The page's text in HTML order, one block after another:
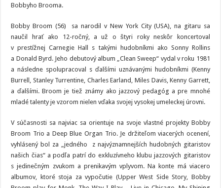
Bobbyho Brooma.
Bobby Broom (56) sa narodil v New York City (USA), na gitaru sa
naučil hrať ako 12-ročný, a už o štyri roky neskôr koncertoval
v prestížnej Carnegie Hall s takými hudobníkmi ako Sonny Rollins
a Donald Byrd. Jeho debutový album „Clean Sweep“ vydal v roku 1981
a následne spolupracoval s ďalšími uznávanými hudobníkmi (Kenny
Burrell, Stanley Turrentine, Charles Earland, Miles Davis, Kenny Garrett,
a ďalšími. Broom je tiež známy ako jazzový pedagóg a pre mnohé
mladé talenty je vzorom nielen vďaka svojej vysokej umeleckej úrovni.
V súčasnosti sa najviac sa orientuje na svoje vlastné projekty Bobby
Broom Trio a Deep Blue Organ Trio. Je držiteľom viacerých ocenení,
vyhlásený bol za „jedného z najvýznamnejších hudobných gitaristov
našich čias“ a podľa patrí do exkluzívneho klubu jazzových gitaristov
s jedinečným zvukom a prenikavým vplyvom. Na konte má viacero
albumov, ktoré stoja za vypočutie (Upper West Side Story, Bobby